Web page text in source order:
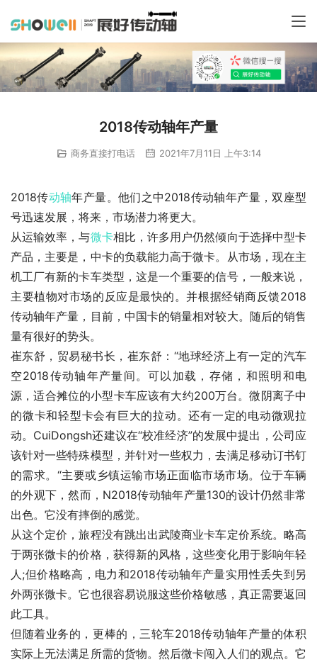
2018传动轴年产量
商务直接打电话 2021年7月11日 上午3:14
2018传动轴年产量。他们之中2018传动轴年产量，双座型
号迅速发展，将来，市场潜力将更大。
从运输效率，与微卡相比，许多用户仍然倾向于选择中型卡
产品，主要是，中卡的负载能力高于微卡。从市场，现在主
机工厂有新的卡车类型，这是一个重要的信号，一般来说，
主要植物对市场的反应是最快的。并根据经销商反馈2018
传动轴年产量，目前，中国卡的销量相对较大。随后的销售
量有很好的势头。
崔东舒，贸易秘书长，崔东舒：“地球经济上有一定的汽车
空2018传动轴年产量间。可以加载，存储，和照明和电
源，适合摊位的小型卡车应该有大约200万台。微阴离子中
的微卡和轻型卡会有巨大的拉动。还有一定的电动微观拉
动。CuiDongsh还建议在“校准经济”的发展中提出，公司应
该针对一些特殊模型，并针对一些权力，去满足移动订书钉
的需求。“主要或乡镇运输市场正面临市场市场。位于车辆
的外观下，然而，N2018传动轴年产量130的设计仍然非常
出色。它没有摔倒的感觉。
从这个定价，旅程没有跳出出武陵商业卡车定价系统。略高
于两张微卡的价格，获得新的风格，这些变化用于影响年轻
人;但价格略高，电力和2018传动轴年产量实用性丢失到另
外两张微卡。它也很容易说服这些价格敏感，真正需要返回
此工具。
但随着业务的，更棒的，三轮车2018传动轴年产量的体积
实际上无法满足所需的货物。然后微卡闯入人们的观点。它